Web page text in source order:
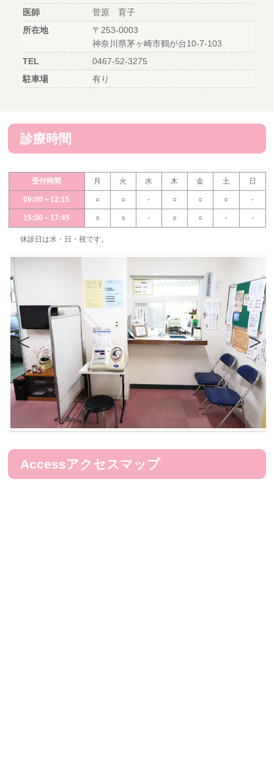
医師
菅原 育子
所在地
〒253-0003
神奈川県茅ヶ崎市鶴が台10-7-103
TEL
0467-52-3275
駐車場
有り
診療時間
受付時間 月 火 水 木 金 土 日
09:00～12:15 ○ ○ - ○ ○ ○ -
15:00～17:45 ○ ○ - ○ ○ - -
休診日は水・日・祝です。
Previous Next
Accessアクセスマップ